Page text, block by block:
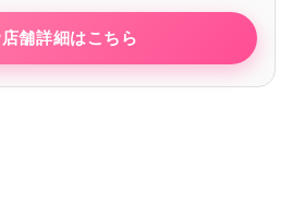
店舗詳細はこちら